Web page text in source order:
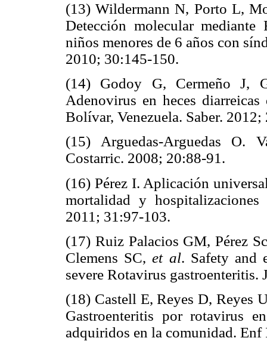
(13) Wildermann N, Porto L,
Detección molecular
niños menores de 6 años con
2010; 30:145-150.
(14) Godoy G, Cermeño J,
Adenovirus en heces
Bolívar, Venezuela. Saber.
(15) Arguedas-Arguedas O.
Costarric. 2008; 20:88-91.
(16) Pérez I. Aplicación
mortalidad y
2011; 31:97-103.
(17) Ruiz Palacios GM, Pérez
Clemens SC,et al. Safety and
severe Rotavirus gastroenteritis.
(18) Castell E, Reyes D, Reyes
Gastroenteritis por rotavirus
adquiridos en la comunidad.